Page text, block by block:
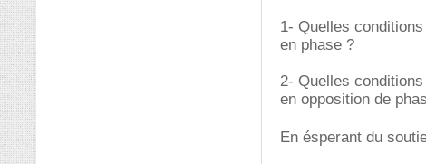
1- Quelles
en phase ?
2- Quelles
en opposition de
En ésperant du